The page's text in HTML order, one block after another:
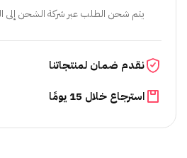
يتم شحن الطلب عبر شركة الشحن إلى
نقدم ضمان لمنتجاتنا
استرجاع خلال 15 يومًا